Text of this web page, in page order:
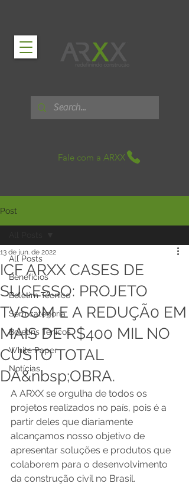
Fale com a ARXX
Post
All Posts
Benefícios
Boletim Técnico
Sem categoria
Boletins Ténicos
White Paper
Notícias
ICF ARXX CASES DE
SUCESSO: PROJETO
TVSOM E A REDUÇÃ0 EM
MAIS DE R$400 MIL NO
CUSTO TOTAL
DA&nbsp;OBRA.
13 de jun. de 2022
A ARXX se orgulha de todos os
projetos realizados no país, pois é a
partir deles que diariamente
alcançamos nosso objetivo de
apresentar soluções e produtos que
colaborem para o desenvolvimento
da construção civil no Brasil.